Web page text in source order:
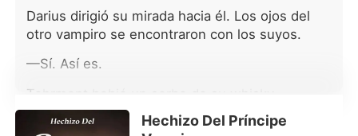
para resistir los avances de ese
desconocido, increíblemente
atractivo, que la visita cada noche,
puede acabar consumiéndoles a los
Darius dirigió su mirada hacia él. Los ojos del
otro vampiro se encontraron con los suyos.
—Sí. Así es.
Tohrment bebió un sorbo de su whisky
escocés. Una sonrisa lúgubre asomó a su
rostro, dejando entrever, fugazmente, las
Hechizo Del Príncipe